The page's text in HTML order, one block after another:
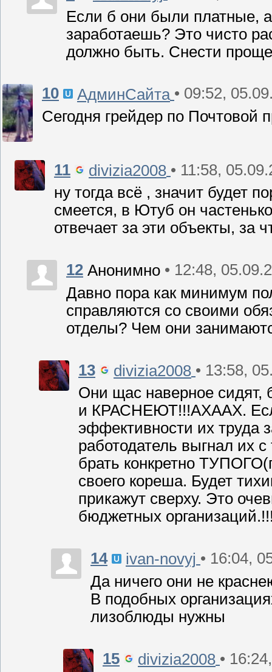
Если б они были платные,
заработаешь? Это чисто
должно быть. Снести
10 АдминСайта • 09:52,
Сегодня грейдер по Почтовой
11 divizia2008 • 11:58,
ну тогда всё , значит будет
смеется, в Ютуб он
отвечает за эти объекты, за
12 Анонимно • 12:48,
Давно пора как минимум
справляются со своими
отделы? Чем они
13 divizia2008 • 13:58,
Они щас наверное сидят,
и КРАСНЕЮТ!!!АХААХ.
эффективности их труда
работодатель выгнал их
брать конкретно
своего кореша. Будет
прикажут сверху. Это
бюджетных
14 ivan-novyj • 16:04,
Да ничего они не
В подобных
лизоблюды нужны
15 divizia2008 •